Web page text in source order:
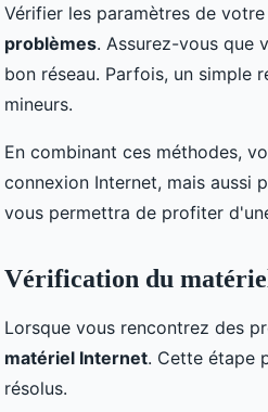
Vérifier les paramètres de
problèmes. Assurez-vous que
bon réseau. Parfois, un simple
mineurs.
En combinant ces méthodes,
connexion Internet, mais aussi
vous permettra de profiter
Vérification du matériel
Lorsque vous rencontrez des
matériel Internet. Cette étape
résolus.